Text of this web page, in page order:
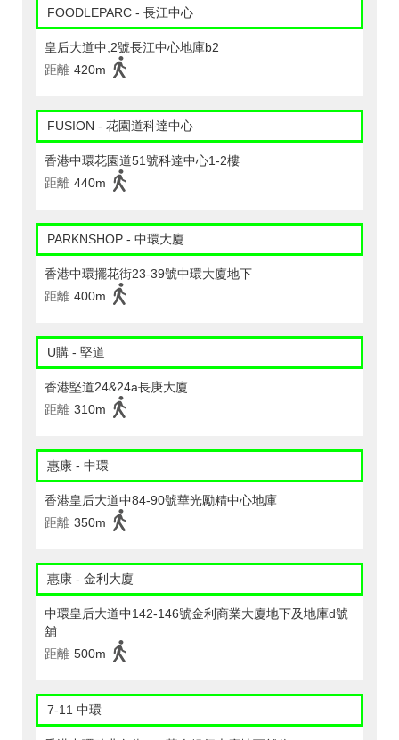
FOODLEPARC - 長江中心
皇后大道中,2號長江中心地庫b2
距離 420m
FUSION - 花園道科達中心
香港中環花園道51號科達中心1-2樓
距離 440m
PARKNSHOP - 中環大廈
香港中環擺花街23-39號中環大廈地下
距離 400m
U購 - 堅道
香港堅道24&24a長庚大廈
距離 310m
惠康 - 中環
香港皇后大道中84-90號華光勵精中心地庫
距離 350m
惠康 - 金利大廈
中環皇后大道中142-146號金利商業大廈地下及地庫d號
舖
距離 500m
7-11 中環